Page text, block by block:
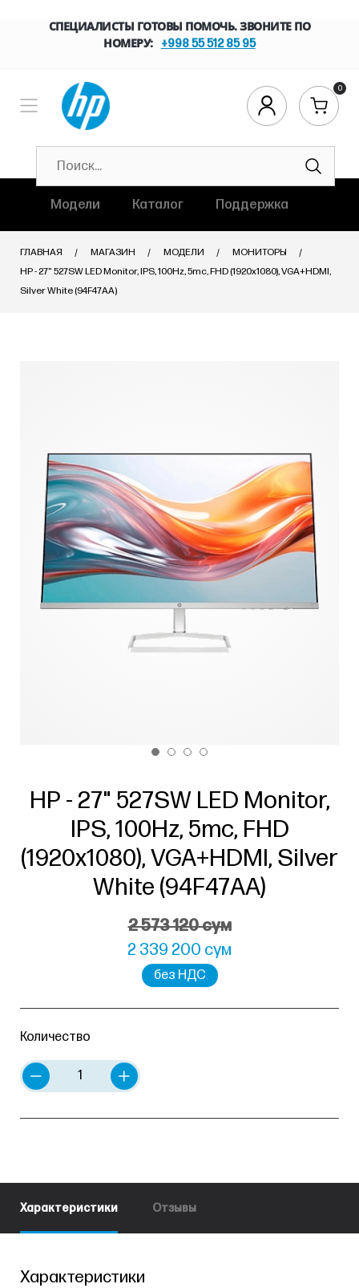
СПЕЦИАЛИСТЫ ГОТОВЫ ПОМОЧЬ. ЗВОНИТЕ ПО
НОМЕРУ:
+998 55 512 85 95
0
Модели Каталог Поддержка
ГЛАВНАЯ МАГАЗИН МОДЕЛИ
МОНИТОРЫ
HP - 27" 527SW LED Monitor, IPS, 100Hz, 5mc, FHD (1920x1080), VGA+HDMI,
Silver White (94F47AA)
HP - 27" 527SW LED Monitor,
IPS, 100Hz, 5mc, FHD
(1920x1080), VGA+HDMI, Silver
White (94F47AA)
2 573 120 сум
2 339 200 сум
без НДС
Количество
Характеристики Отзывы
Характеристики